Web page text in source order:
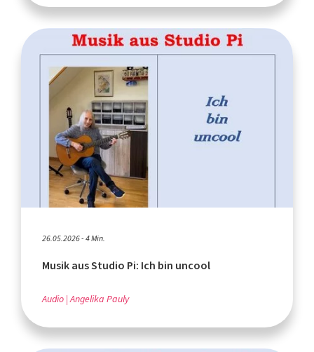
26.05.2026 - 4 Min.
Musik aus Studio Pi: Ich bin uncool
Audio Angelika Pauly